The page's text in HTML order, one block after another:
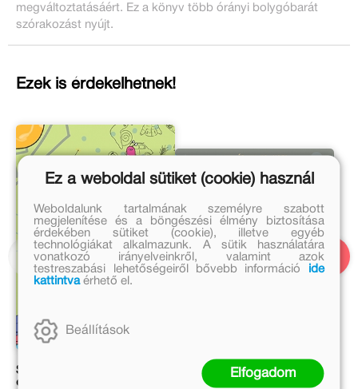
megváltoztatásáért. Ez a könyv több órányi bolygóbarát
szórakozást nyújt.
Ezek is érdekelhetnek!
Szövegértési gyakorló 1.
osztályosoknak
Tigrisnindzsa és csodakő
Ez a weboldal sütiket (cookie) használ
Weboldalunk tartalmának személyre szabott
megjelenítése és a böngészési élmény biztosítása
érdekében sütiket (cookie), illetve egyéb
technológiákat alkalmazunk. A sütik használatára
vonatkozó irányelveinkről, valamint azok
testreszabási lehetőségeiről bővebb információ
ide
kattintvaérhető el.
Beállítások
Elfogadom